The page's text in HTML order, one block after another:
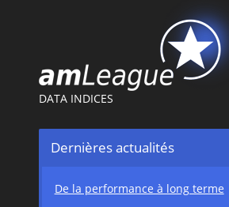
DATA INDICES
Dernières actualités
De la performance à long terme